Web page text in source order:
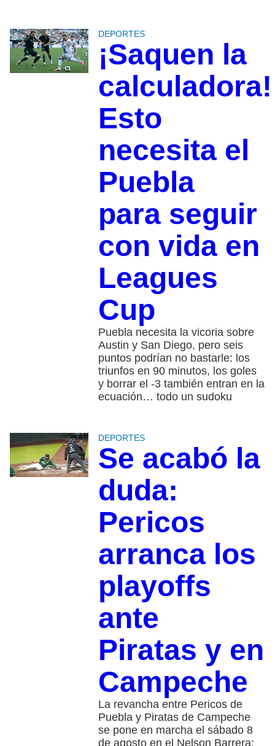
DEPORTES
¡Saquen la
calculadora!
Esto
necesita el
Puebla
para seguir
con vida en
Leagues
Cup
Puebla necesita la vicoria sobre
Austin y San Diego, pero seis
puntos podrían no bastarle: los
triunfos en 90 minutos, los goles
y borrar el -3 también entran en la
ecuación… todo un sudoku
DEPORTES
Se acabó la
duda:
Pericos
arranca los
playoffs
ante
Piratas y en
Campeche
La revancha entre Pericos de
Puebla y Piratas de Campeche
se pone en marcha el sábado 8
de agosto en el Nelson Barrera;